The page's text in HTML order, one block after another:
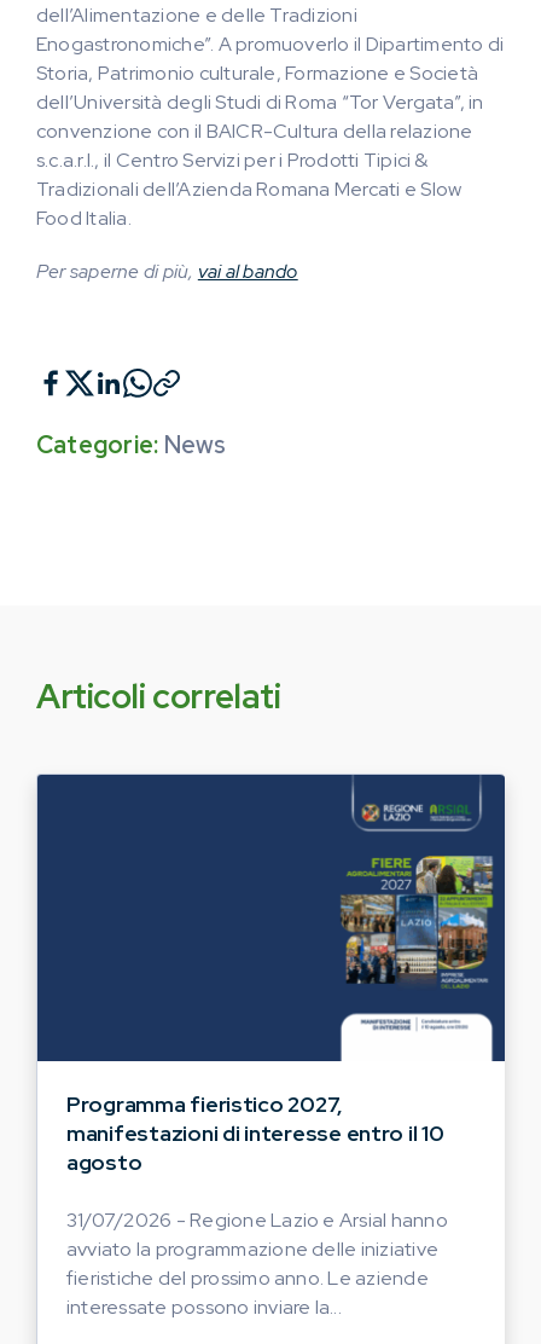
dell’Alimentazione e delle Tradizioni
Enogastronomiche”. A promuoverlo il Dipartimento di
Storia, Patrimonio culturale, Formazione e Società
dell’Università degli Studi di Roma “Tor Vergata”, in
convenzione con il BAICR-Cultura della relazione
s.c.a.r.l., il Centro Servizi per i Prodotti Tipici &
Tradizionali dell’Azienda Romana Mercati e Slow
Food Italia.
Per saperne di più, vai al bando
Categorie: News
Articoli correlati
Programma fieristico 2027,
manifestazioni di interesse entro il 10
agosto
31/07/2026 - Regione Lazio e Arsial hanno
avviato la programmazione delle iniziative
fieristiche del prossimo anno. Le aziende
interessate possono inviare la...